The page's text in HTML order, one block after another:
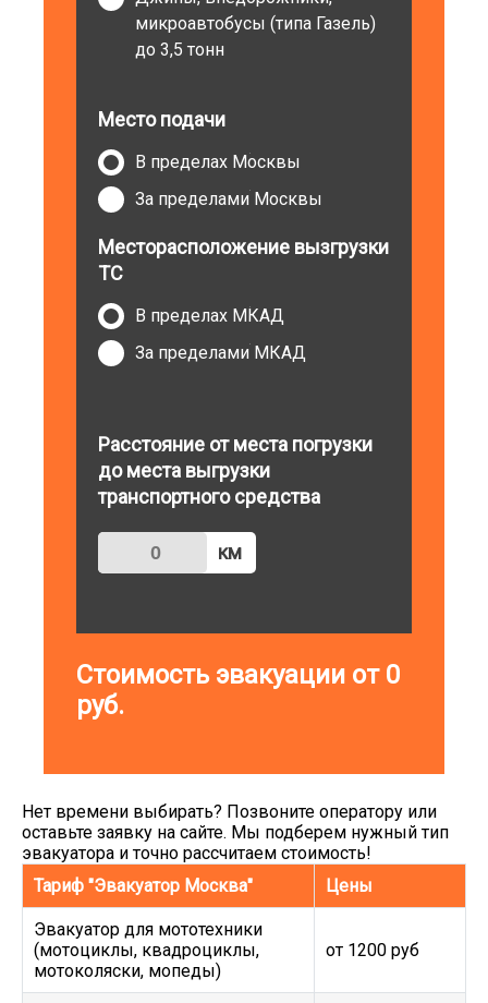
микроавтобусы (типа Газель)
до 3,5 тонн
Место подачи
В пределах Москвы
За пределами Москвы
Месторасположение вызгрузки
ТС
В пределах МКАД
За пределами МКАД
Расстояние от места погрузки
до места выгрузки
транспортного средства
км
Стоимость эвакуации от 0
руб.
Нет времени выбирать? Позвоните оператору или
оставьте заявку на сайте. Мы подберем нужный тип
эвакуатора и точно рассчитаем стоимость!
Тариф "Эвакуатор Москва"
Цены
Эвакуатор для мототехники
(мотоциклы, квадроциклы,
мотоколяски, мопеды)
от 1200 руб